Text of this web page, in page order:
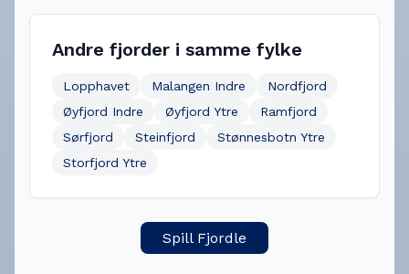
Andre fjorder i samme fylke
Lopphavet Malangen Indre
Nordfjord
Øyfjord Indre
Øyfjord Ytre
Ramfjord
Sørfjord
Steinfjord
Stønnesbotn Ytre
Storfjord Ytre
Spill Fjordle